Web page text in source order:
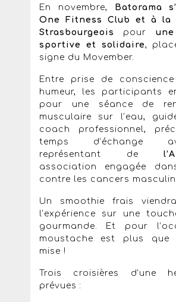
En novembre, Batorama
One Fitness Club et à la
Strasbourgeois pour
sportive et solidaire,
signe du Movember.
Entre prise de
humeur, les participants
pour une séance de
musculaire sur l’eau,
coach professionnel,
temps d’échange
représentant de
association engagée
contre les cancers
Un smoothie frais
l’expérience sur une
gourmande. Et pour
moustache est plus que
mise !
Trois croisières d'une
prévues :